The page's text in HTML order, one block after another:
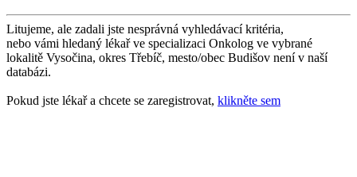
Litujeme, ale zadali jste nesprávná vyhledávací kritéria,
nebo vámi hledaný lékař ve specializaci Onkolog ve vybrané
lokalitě Vysočina, okres Třebíč, mesto/obec Budišov není v naší
databázi.
Pokud jste lékař a chcete se zaregistrovat, klikněte sem